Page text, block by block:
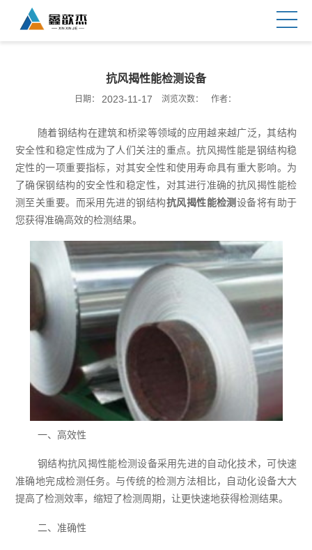
抗风揭性能检测设备
日期： 2023-11-17 浏览次数： 作者：
随着钢结构在建筑和桥梁等领域的应用越来越广泛，其结构
安全性和稳定性成为了人们关注的重点。抗风揭性能是钢结构稳
定性的一项重要指标，对其安全性和使用寿命具有重大影响。为
了确保钢结构的安全性和稳定性，对其进行准确的抗风揭性能检
测至关重要。而采用先进的钢结构抗风揭性能检测设备将有助于
您获得准确高效的检测结果。
一、高效性
钢结构抗风揭性能检测设备采用先进的自动化技术，可快速
准确地完成检测任务。与传统的检测方法相比，自动化设备大大
提高了检测效率，缩短了检测周期，让更快速地获得检测结果。
二、准确性